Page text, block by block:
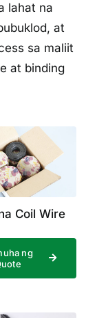
lahat na
at
sa maliit
at binding
Coil Wire
ng